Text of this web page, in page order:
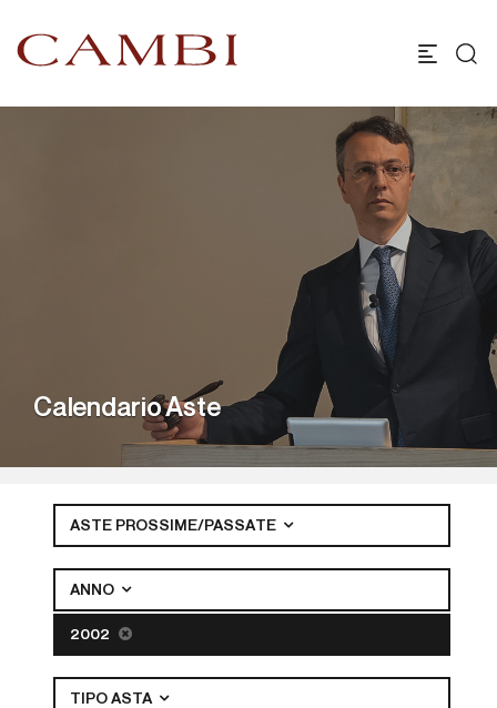
Calendario Aste
ASTE PROSSIME/PASSATE
ANNO
2002
TIPO ASTA